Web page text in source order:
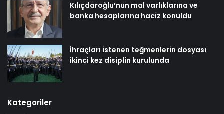
Kılıçdaroğlu’nun mal varlıklarına ve
banka hesaplarına haciz konuldu
İhraçları istenen teğmenlerin dosyası
ikinci kez disiplin kurulunda
Kategoriler